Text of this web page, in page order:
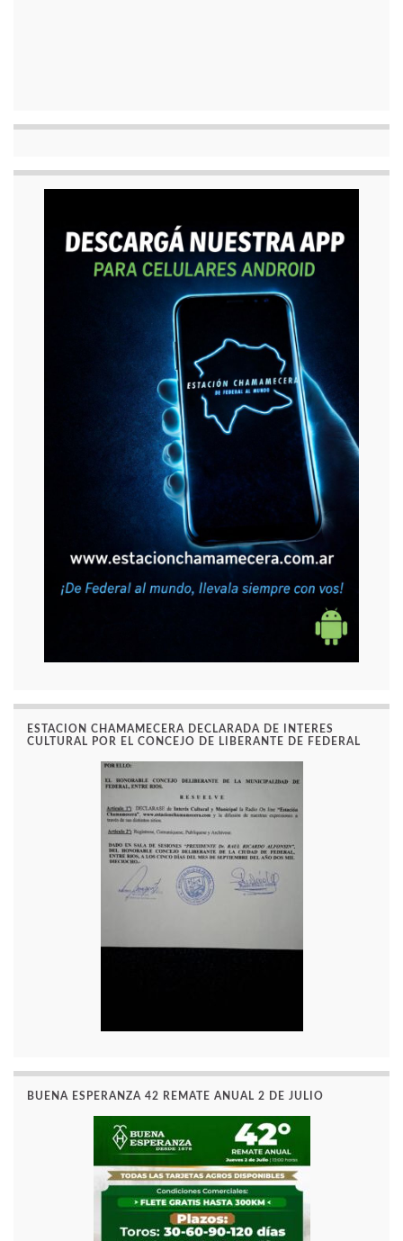
ESTACION CHAMAMECERA DECLARADA DE INTERES
CULTURAL POR EL CONCEJO DE LIBERANTE DE FEDERAL
BUENA ESPERANZA 42 REMATE ANUAL 2 DE JULIO